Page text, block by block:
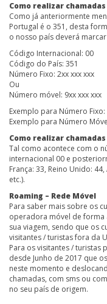
Como realizar
Como já anteriormente
Portugal é o 351, desta
o nosso país deverá
Código Internacional: 00
Código do País: 351
Número Fixo: 2xx xxx xxx
Ou
Número móvel: 9xx xxx xxx
Exemplo para Número Fixo:
Exemplo para Número
Como realizar
Tal como acontece com o
internacional 00 e
França: 33, Reino Unido:
etc.).
Roaming – Rede Móvel
Para saber mais sobre os
operadora móvel de forma
sua viagem, sendo que os
visitantes / turistas fora da
Para os visitantes / turistas
desde Junho de 2017 que
neste momento e
chamadas, com sms ou
no seu país de origem.